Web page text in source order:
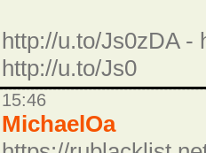
http://u.to/Js0zDA -
http://u.to/Js0
15:46
MichaelOa